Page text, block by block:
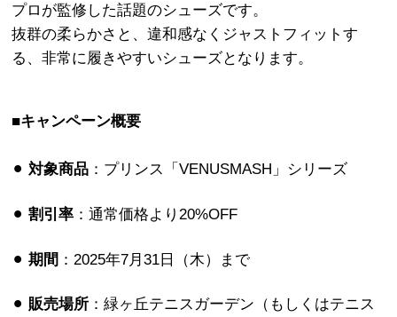
プロが監修した話題のシューズです。
抜群の柔らかさと、違和感なくジャストフィットす
る、非常に履きやすいシューズとなります。
■キャンペーン概要
⚫︎対象商品 ：プリンス「VENUSMASH」シリーズ
⚫︎割引率 ：通常価格より20%OFF
⚫︎期間 ：2025年7月31日（木）まで
⚫︎ 販売場所 ：緑ヶ丘テニスガーデン（もしくはテニス